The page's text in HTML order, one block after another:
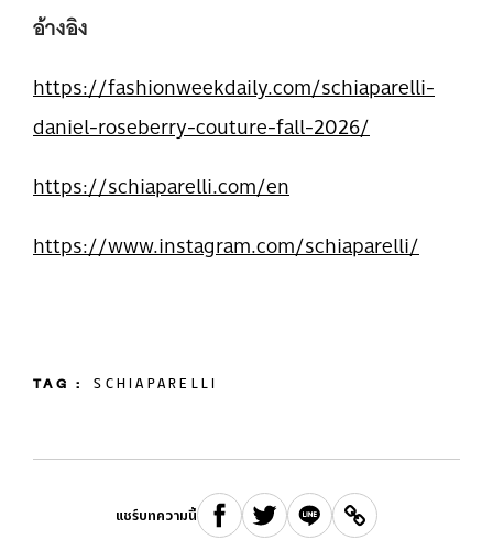
อ้างอิง
https://fashionweekdaily.com/schiaparelli-
daniel-roseberry-couture-fall-2026/
https://schiaparelli.com/en
https://www.instagram.com/schiaparelli/
TAG : SCHIAPARELLI
แชร์บทความนี้